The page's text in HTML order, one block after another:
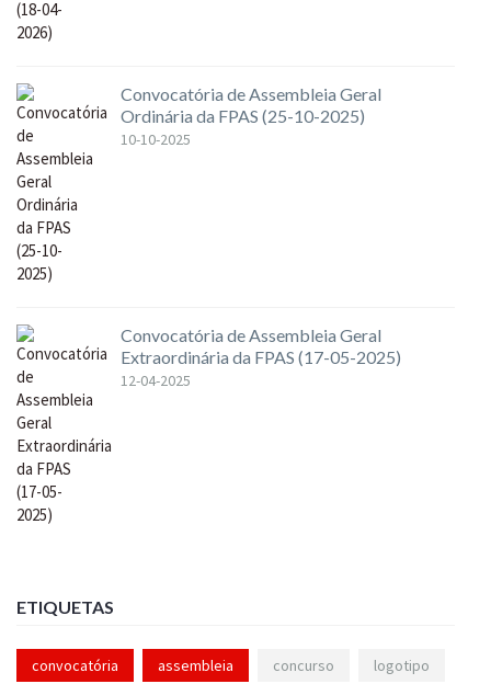
Convocatória de Assembleia Geral
Ordinária da FPAS (25-10-2025)
10-10-2025
Convocatória de Assembleia Geral
Extraordinária da FPAS (17-05-2025)
12-04-2025
ETIQUETAS
convocatória assembleia concurso logotipo